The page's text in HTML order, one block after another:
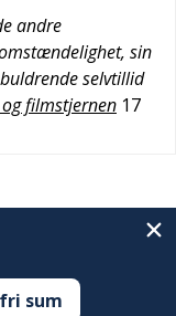
andre
sin
selvtillid
filmstjernen 17
sum